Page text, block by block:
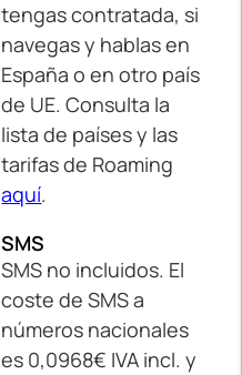
tengas contratada, si
navegas y hablas en
España o en otro país
de UE. Consulta la
lista de países y las
tarifas de Roaming
aquí.
SMS
SMS no incluidos. El
coste de SMS a
números nacionales
es 0,0968€ IVA incl. y